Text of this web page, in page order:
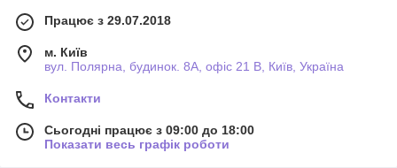
Працює з 29.07.2018
м. Київ
вул. Полярна, будинок. 8А, офіс 21 В, Київ, Україна
Контакти
Сьогодні працює з 09:00 до 18:00
Показати весь графік роботи